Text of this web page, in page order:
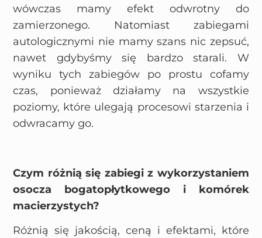
wówczas mamy efekt odwrotny do
zamierzonego. Natomiast zabiegami
autologicznymi nie mamy szans nic zepsuć,
nawet gdybyśmy się bardzo starali. W
wyniku tych zabiegów po prostu cofamy
czas, ponieważ działamy na wszystkie
poziomy, które ulegają procesowi starzenia i
odwracamy go.
Czym różnią się zabiegi z wykorzystaniem
osocza bogatopłytkowego i komórek
macierzystych?
Różnią się jakością, ceną i efektami, które